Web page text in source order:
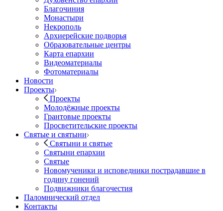
Благочиния
Монастыри
Некрополь
Архиерейские подворья
Образовательные центры
Карта епархии
Видеоматериалы
Фотоматериалы
Новости
Проекты
Проекты
Молодёжные проекты
Грантовые проекты
Просветительские проекты
Святые и святыни
Святыни и святые
Святыни епархии
Святые
Новомученики и исповедники пострадавшие в
годину гонений
Подвижники благочестия
Паломнический отдел
Контакты